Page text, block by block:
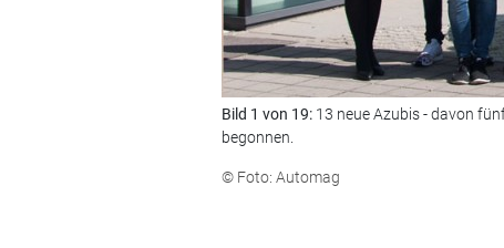
Bild 1 von 19: 13 neue Azubis - davon
begonnen.
© Foto: Automag